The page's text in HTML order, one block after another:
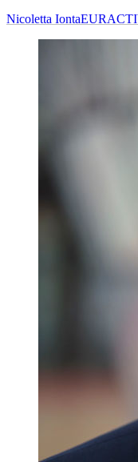
Nicoletta Ionta